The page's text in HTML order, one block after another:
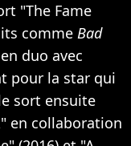
"The Fame
comme Bad
en duo avec
pour la star qui
sort ensuite
en collaboration